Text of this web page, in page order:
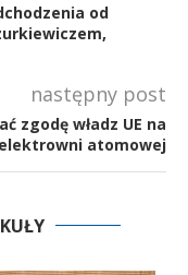
od
następny post
zgodę władz UE na
atomowej